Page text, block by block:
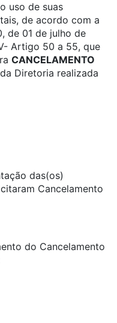
uso de suas
de acordo com a
de 01 de julho de
Artigo 50 a 55, que
CANCELAMENTO
Diretoria realizada
das(os)
Cancelamento
do Cancelamento